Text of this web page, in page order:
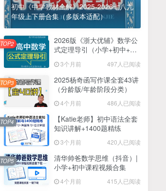
初中《中学教材全解》2025-2026七八九
年级上下册合集（多版本适配）
2026版《浙大优辅》数学公
式定理导引（小学+初中+高
3个月前 497人已阅读
TOP2
2025杨奇函写作课全套43讲
（分龄版/年龄阶段分类）
4个月前 486人已阅读
TOP3
【Katie老师】初中语法全套
知识讲解+1400题精练
3个月前 420人已阅读
TOP4
清华帅爸数学思维（抖音）|
小学+初中课程视频合集
4个月前 415人已阅读
TOP5